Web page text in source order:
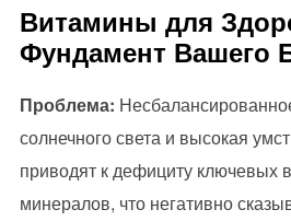
Витамины для
Фундамент Вашего
Проблема:
солнечного света и высокая
приводят к дефициту ключевых
минералов, что негативно